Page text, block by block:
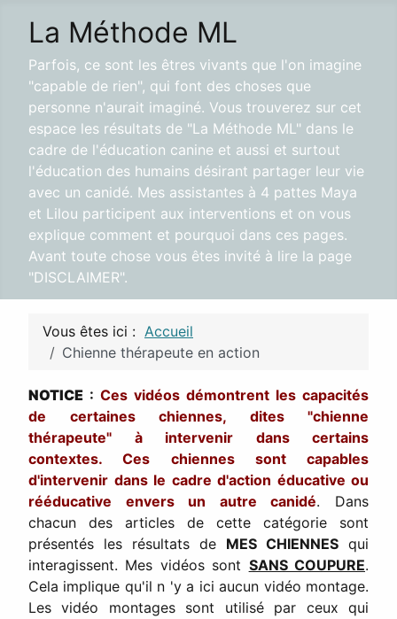
La Méthode ML
Parfois, ce sont les êtres vivants que l'on imagine
"capable de rien", qui font des choses que
personne n'aurait imaginé. Vous trouverez sur cet
espace les résultats de "La Méthode ML" dans le
cadre de l'éducation canine et aussi et surtout
l'éducation des humains désirant partager leur vie
avec un canidé. Mes assistantes à 4 pattes Maya
et Lilou participent aux interventions et on vous
explique comment et pourquoi dans ces pages.
Avant toute chose vous êtes invité à lire la page
"DISCLAIMER".
Vous êtes ici : Accueil
Chienne thérapeute en action
NOTICE : Ces vidéos démontrent les capacités
de certaines chiennes, dites "chienne
thérapeute" à intervenir dans certains
contextes. Ces chiennes sont capables
d'intervenir dans le cadre d'action éducative ou
rééducative envers un autre canidé. Dans
chacun des articles de cette catégorie sont
présentés les résultats de MES CHIENNES qui
interagissent. Mes vidéos sont SANS COUPURE.
Cela implique qu'il n 'y a ici aucun vidéo montage.
Les vidéo montages sont utilisé par ceux qui